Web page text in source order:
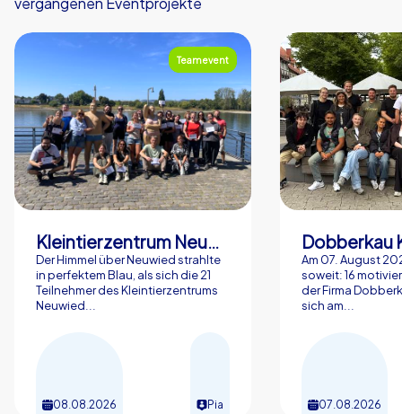
Teamevent
Kleintierzentrum Neuwied Greve, Ritter GbR
Der Himmel über Neuwied strahlte
in perfektem Blau, als sich die 21
Teilnehmer des Kleintierzentrums
Neuwied...
08.08.2026 Pia
Dobberkau
Am 07. August
soweit: 16
der Firma
sich am...
07.08.2026